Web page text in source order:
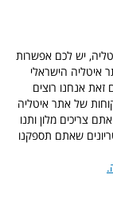
יש לכם אפשרות
איטליה הישראלי
זאת אנחנו רוצים
של אתר איטליה
צריכים מלון ותנו
שאתם תספקנו